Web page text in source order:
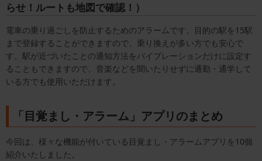
らせ！ルートも地図で確認！）
電車の乗り過ごしを防止するためのアラームです。目的の駅を15駅
まで登録することができますので、乗り換えが多い方でも安心で
す。駅が近づいたことの通知方法をバイブレーションだけに設定す
ることもできますので、音楽などを聞いたりせずに通勤・通学して
いる方でも使用いただけます。
「目覚まし・アラーム」アプリのまとめ
今回は、様々な機能が付いている目覚まし・アラームアプリを10個
紹介いたしました。